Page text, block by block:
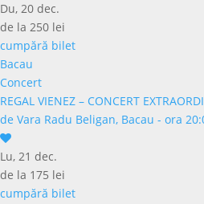
Du, 20 dec.
de la 250 lei
cumpără bilet
Bacau
Concert
REGAL VIENEZ – CONCERT
de Vara Radu Beligan, Bacau - ora
Lu, 21 dec.
de la 175 lei
cumpără bilet